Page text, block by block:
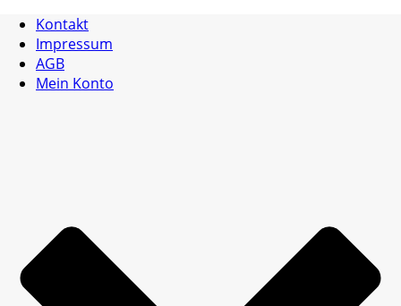
Kontakt
Impressum
AGB
Mein Konto